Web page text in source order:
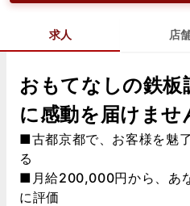
求人 店
おもてなしの鉄板
に感動を届けませ
■古都京都で、お客様を魅
る
■月給200,000円から、あ
に評価